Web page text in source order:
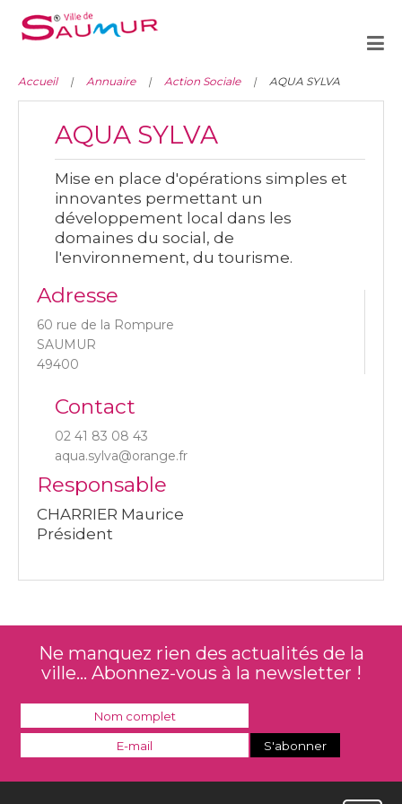
Accueil Annuaire Action Sociale AQUA SYLVA
AQUA SYLVA
Mise en place d'opérations simples et
innovantes permettant un
développement local dans les
domaines du social, de
l'environnement, du tourisme.
Adresse
60 rue de la Rompure
SAUMUR
49400
Contact
02 41 83 08 43
aqua.sylva@orange.fr
Responsable
CHARRIER Maurice
Président
Ne manquez rien des actualités de la
ville... Abonnez-vous à la newsletter !